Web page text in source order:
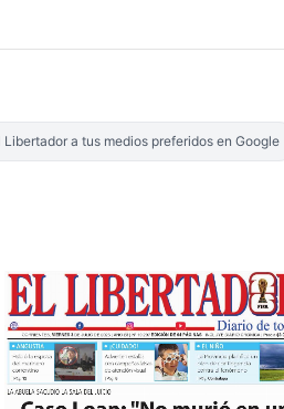
Libertador a tus medios preferidos en Google